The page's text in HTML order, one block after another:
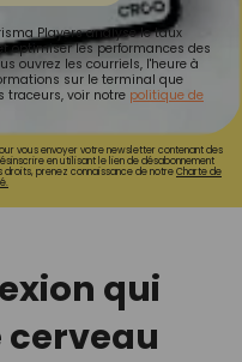
Players analyse le taux
optimiser les performances des
ouvrez les courriels, l'heure à
sur le terminal que
traceurs, voir notre politique de
vous envoyer votre newsletter contenant des
en utilisant le lien de désabonnement
droits, prenez connaissance de notreCharte de
qui